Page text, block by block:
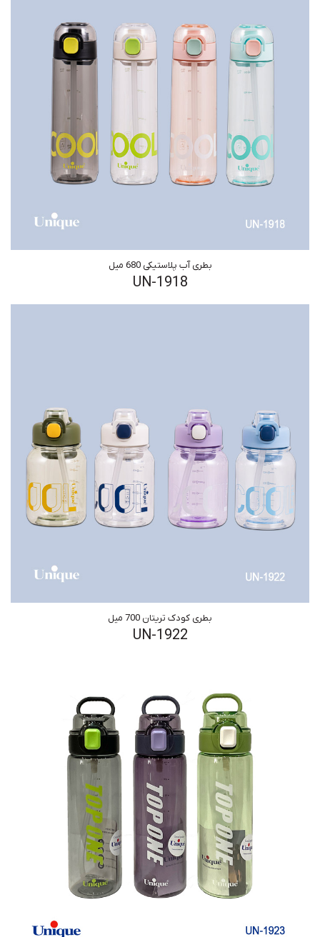
بطری آب پلاستیکی 680 میل
UN-1918
بطری کودک تریتان 700 میل
UN-1922